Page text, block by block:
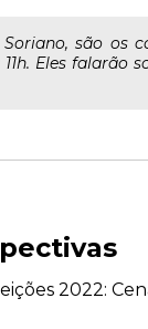
Soriano, são os
Eles falarão
2022: